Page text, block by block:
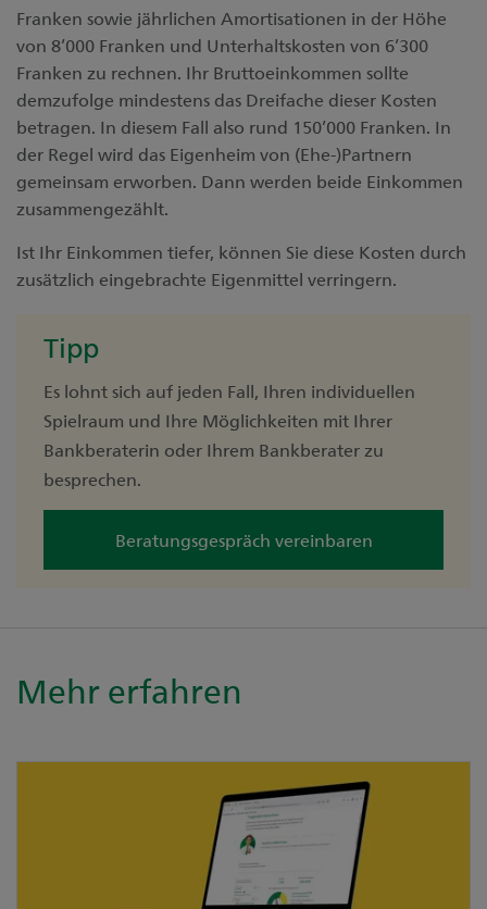
Franken sowie jährlichen Amortisationen in der Höhe
von 8’000 Franken und Unterhaltskosten von 6’300
Franken zu rechnen. Ihr Bruttoeinkommen sollte
demzufolge mindestens das Dreifache dieser Kosten
betragen. In diesem Fall also rund 150’000 Franken. In
der Regel wird das Eigenheim von (Ehe-)Partnern
gemeinsam erworben. Dann werden beide Einkommen
zusammengezählt.
Ist Ihr Einkommen tiefer, können Sie diese Kosten durch
zusätzlich eingebrachte Eigenmittel verringern.
Tipp
Es lohnt sich auf jeden Fall, Ihren individuellen
Spielraum und Ihre Möglichkeiten mit Ihrer
Bankberaterin oder Ihrem Bankberater zu
besprechen.
Beratungsgespräch vereinbaren
Mehr erfahren